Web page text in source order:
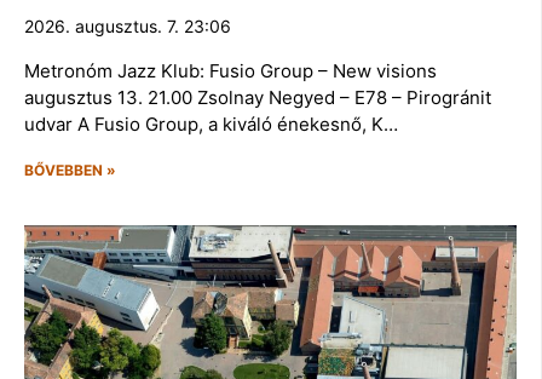
2026. augusztus. 7. 23:06
Metronóm Jazz Klub: Fusio Group – New visions
augusztus 13. 21.00 Zsolnay Negyed – E78 – Pirogránit
udvar A Fusio Group, a kiváló énekesnő, K…
BŐVEBBEN »